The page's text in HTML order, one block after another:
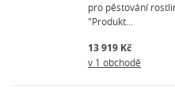
pro pěstování
"Produkt...
13 919 Kč
v 1 obchodě